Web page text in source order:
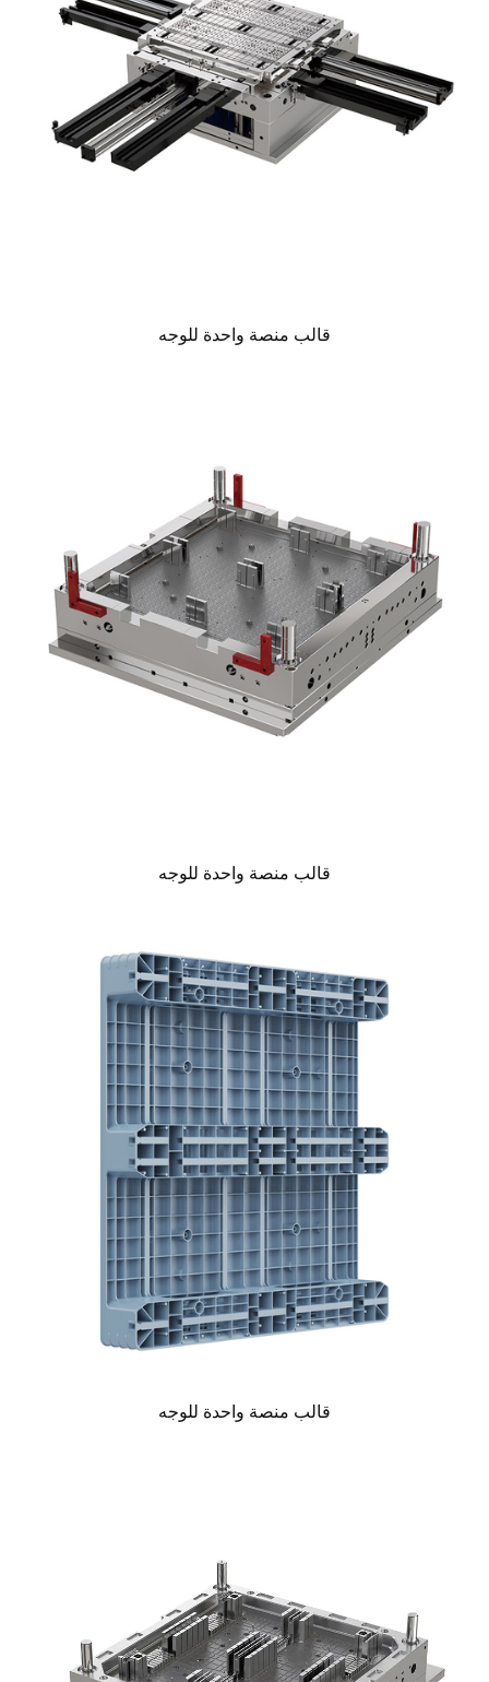
قالب منصة واحدة للوجه
قالب منصة واحدة للوجه
قالب منصة واحدة للوجه